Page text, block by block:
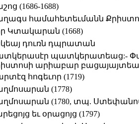
(1686-1688)
համահետեւմանն
Կտակարան (1668)
դուռն դպրատան
պատկերատեաց:-
արիաբար
հոգեւոր (1719)
(1778)
(1780, տպ.
եւ օրացոյց (1797)